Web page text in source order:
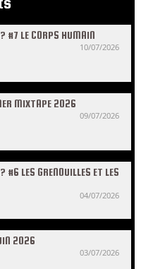
#7 LE CORPS HUMAIN
10/07/2026
MIXTAPE 2026
09/07/2026
LES GRENOUILLES ET LES
04/07/2026
2026
03/07/2026